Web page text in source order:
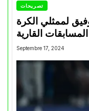
تصريحات
لممثلي الكرة
Septembre 17, 2024